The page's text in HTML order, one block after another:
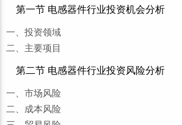
第一节 电感器件行业投资机会分析
一、投资领域
二、主要项目
第二节 电感器件行业投资风险分析
一、市场风险
二、成本风险